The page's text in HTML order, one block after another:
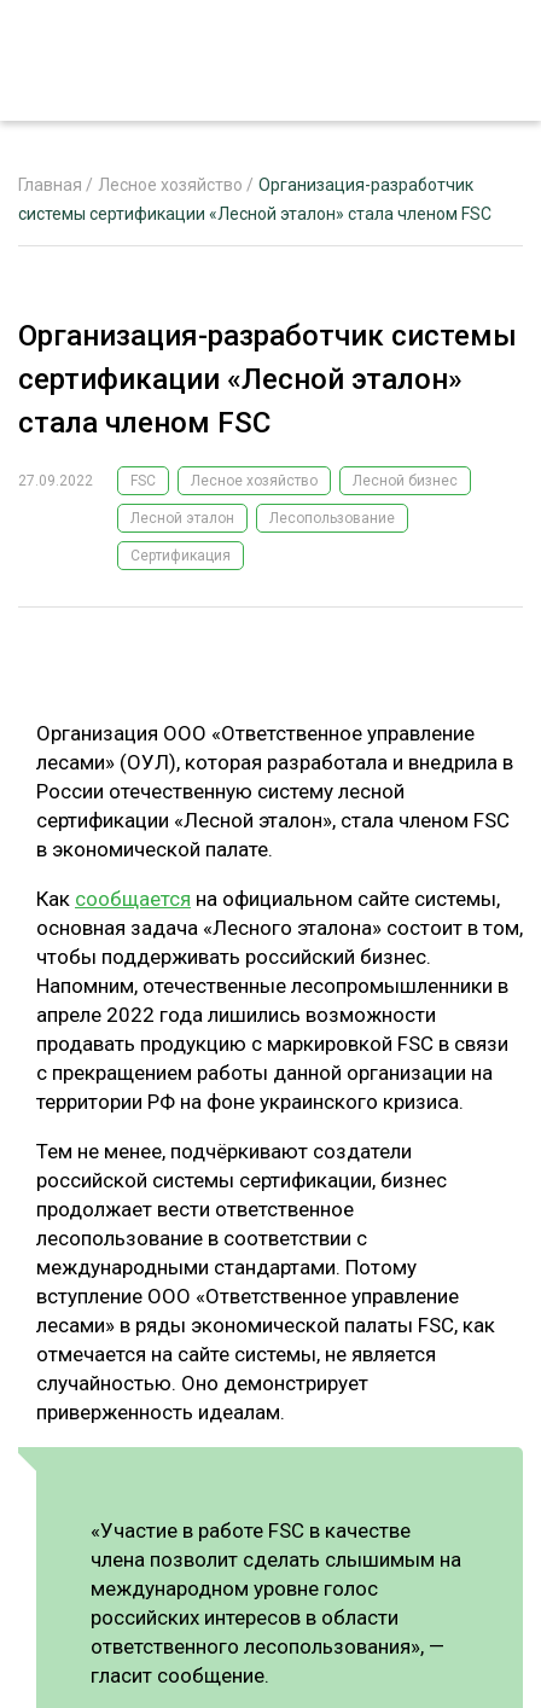
РЕКЛАМОДАТЕЛЯМ
ЛЕСНОЕ ХОЗЯЙСТВО
ЛЕСОЗАГОТОВКА
ОБРАБОТКА ДРЕВЕСИНЫ
ЛОГИСТИКА
ПРОИЗВОДСТВО ДРЕВЕСНЫХ ПЛИТ
КОМПЛЕКСНАЯ ПЕРЕРАБОТКА
ЛЕСОПИЛЕНИЕ
ДЕРЕВЯННОЕ ДОМОСТРОЕНИЕ
СОРТИРОВКА ДРЕВЕСИНЫ
МЕБЕЛЬНОЕ ПРОИЗВОДСТВО
ПОДБОРКИ СТАТЕЙ
ЭКСПЕРТНОЕ МНЕНИЕ
Главная / Лесное хозяйство / Организация-разработчик
системы сертификации «Лесной эталон» стала членом FSC
Организация-разработчик системы
сертификации «Лесной эталон»
стала членом FSC
27.09.2022 FSC Лесное хозяйство Лесной бизнес
Лесной эталон Лесопользование
Сертификация
Организация ООО «Ответственное управление
лесами» (ОУЛ), которая разработала и внедрила в
России отечественную систему лесной
сертификации «Лесной эталон», стала членом FSC
в экономической палате.
Как сообщается на официальном сайте системы,
основная задача «Лесного эталона» состоит в том,
чтобы поддерживать российский бизнес.
Напомним, отечественные лесопромышленники в
апреле 2022 года лишились возможности
продавать продукцию с маркировкой FSC в связи
с прекращением работы данной организации на
территории РФ на фоне украинского кризиса.
Тем не менее, подчёркивают создатели
российской системы сертификации, бизнес
продолжает вести ответственное
лесопользование в соответствии с
международными стандартами. Потому
вступление ООО «Ответственное управление
лесами» в ряды экономической палаты FSC, как
отмечается на сайте системы, не является
случайностью. Оно демонстрирует
приверженность идеалам.
«Участие в работе FSC в качестве
члена позволит сделать слышимым на
международном уровне голос
российских интересов в области
ответственного лесопользования», —
гласит сообщение.